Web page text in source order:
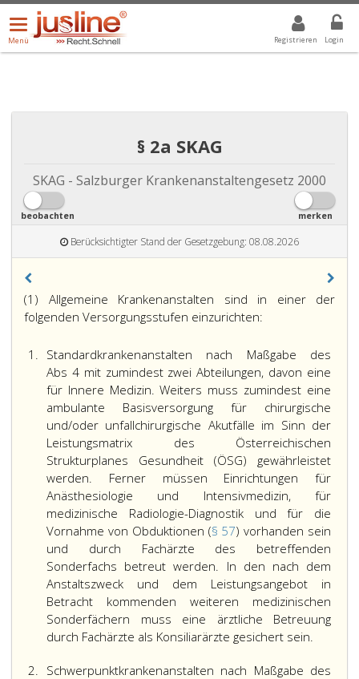
Registrieren Login
Menü
öffnen/schließen
Menü
ALLE DROPDOWN: GEWÄHLTER WERT IST ALLE
§ 2a SKAG
SKAG - Salzburger Krankenanstaltengesetz 2000
beobachten merken
Berücksichtigter Stand der Gesetzgebung: 08.08.2026
(1) Allgemeine Krankenanstalten sind in einer der
folgenden Versorgungsstufen einzurichten:
1. Standardkrankenanstalten nach Maßgabe des
Abs 4 mit zumindest zwei Abteilungen, davon eine
für Innere Medizin. Weiters muss zumindest eine
ambulante Basisversorgung für chirurgische
und/oder unfallchirurgische Akutfälle im Sinn der
Leistungsmatrix des Österreichischen
Strukturplanes Gesundheit (ÖSG) gewährleistet
werden. Ferner müssen Einrichtungen für
Anästhesiologie und Intensivmedizin, für
medizinische Radiologie-Diagnostik und für die
Vornahme von Obduktionen (§ 57) vorhanden sein
und durch Fachärzte des betreffenden
Sonderfachs betreut werden. In den nach dem
Anstaltszweck und dem Leistungsangebot in
Betracht kommenden weiteren medizinischen
Sonderfächern muss eine ärztliche Betreuung
durch Fachärzte als Konsiliarärzte gesichert sein.
2. Schwerpunktkrankenanstalten nach Maßgabe des